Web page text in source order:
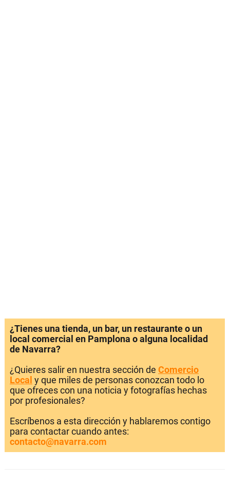
¿Tienes una tienda, un bar, un restaurante o un
local comercial en Pamplona o alguna localidad
de Navarra?
¿Quieres salir en nuestra sección de Comercio
Local y que miles de personas conozcan todo lo
que ofreces con una noticia y fotografías hechas
por profesionales?
Escríbenos a esta dirección y hablaremos contigo
para contactar cuando antes:
contacto@navarra.com